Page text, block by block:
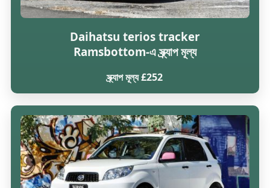
Daihatsu terios tracker
Ramsbottom-এ স্ক্র্যাপ মূল্য
স্ক্র্যাপ মূল্য £252